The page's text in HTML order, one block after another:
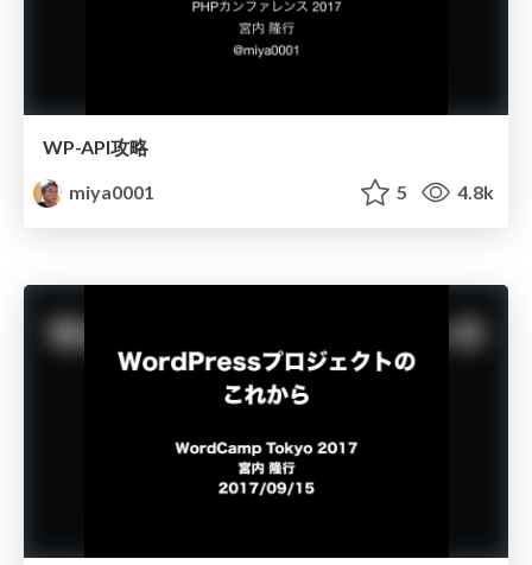
WP-API攻略
miya0001
5 4.8k